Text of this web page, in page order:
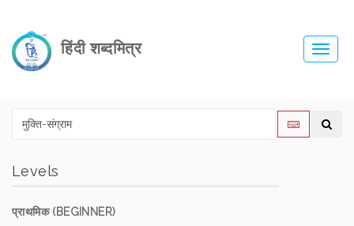
हिंदी शब्दमित्र
Levels
प्राथमिक (BEGINNER)